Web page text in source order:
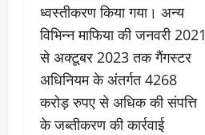
ध्वस्तीकरण किया गया। अन्य
विभिन्न माफिया की जनवरी 2021
से अक्टूबर 2023 तक गैंगस्टर
अधिनियम के अंतर्गत 4268
करोड़ रुपए से अधिक की संपत्ति
के जब्तीकरण की कार्रवाई